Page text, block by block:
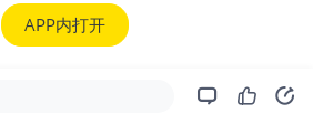
APP内打开